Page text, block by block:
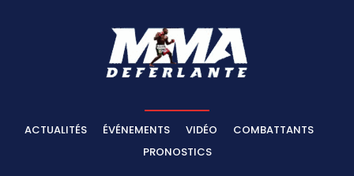
ACTUALITÉS ÉVÉNEMENTS VIDÉO
COMBATTANTS
PRONOSTICS